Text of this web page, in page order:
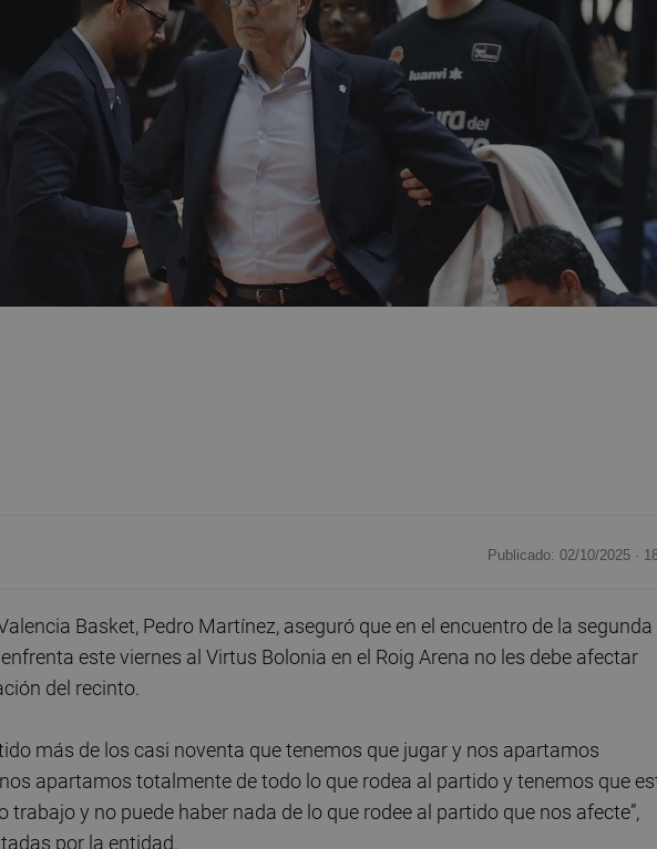
Publicado: 02/10/2025 ·
Basket, Pedro Martínez, aseguró que en el encuentro de la segunda
este viernes al Virtus Bolonia en el Roig Arena no les debe afectar
del recinto.
más de los casi noventa que tenemos que jugar y nos apartamos
apartamos totalmente de todo lo que rodea al partido y tenemos que
trabajo y no puede haber nada de lo que rodee al partido que nos afecte”,
por la entidad.